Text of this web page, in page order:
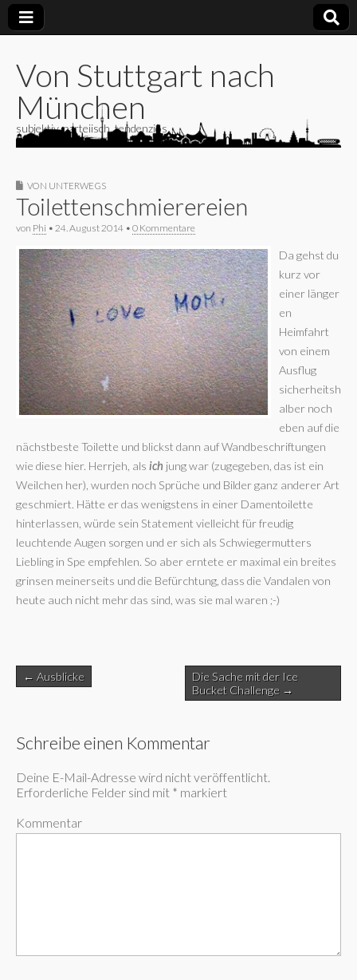
Von Stuttgart nach
München
subjektiv, parteiisch, tendenziös
VON UNTERWEGS
Toilettenschmierereien
von Phi • 24. August 2014 • 0 Kommentare
Da gehst du
kurz vor
einer länger
en
Heimfahrt
von einem
Ausflug
sicherheitsh
alber noch
eben auf die
nächstbeste Toilette und blickst dann auf Wandbeschriftungen
wie diese hier. Herrjeh, als ich jung war (zugegeben, das ist ein
Weilchen her), wurden noch Sprüche und Bilder ganz anderer Art
geschmiert. Hätte er das wenigstens in einer Damentoilette
hinterlassen, würde sein Statement vielleicht für freudig
leuchtende Augen sorgen und er sich als Schwiegermutters
Liebling in Spe empfehlen. So aber erntete er maximal ein breites
grinsen meinerseits und die Befürchtung, dass die Vandalen von
heute auch nicht mehr das sind, was sie mal waren ;-)
Post
navigation
← Ausblicke
Die Sache mit der Ice
Bucket Challenge →
Schreibe einen Kommentar
Deine E-Mail-Adresse wird nicht veröffentlicht.
Erforderliche Felder sind mit * markiert
Kommentar